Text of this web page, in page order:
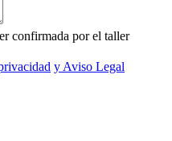
confirmada por el taller
y Aviso Legal